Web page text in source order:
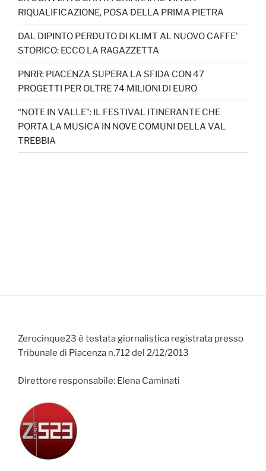
RIQUALIFICAZIONE, POSA DELLA PRIMA PIETRA
DAL DIPINTO PERDUTO DI KLIMT AL NUOVO CAFFE’
STORICO: ECCO LA RAGAZZETTA
PNRR: PIACENZA SUPERA LA SFIDA CON 47
PROGETTI PER OLTRE 74 MILIONI DI EURO
“NOTE IN VALLE”: IL FESTIVAL ITINERANTE CHE
PORTA LA MUSICA IN NOVE COMUNI DELLA VAL
TREBBIA
Zerocinque23 è testata giornalistica registrata presso
Tribunale di Piacenza n.712 del 2/12/2013
Direttore responsabile: Elena Caminati